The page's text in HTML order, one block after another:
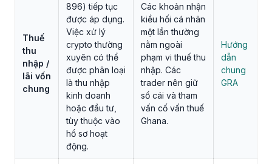
Thuế
thu
nhập /
lãi vốn
chung
896) tiếp tục
được áp dụng.
Việc xử lý
crypto thường
xuyên có thể
được phân loại
là thu nhập
kinh doanh
hoặc đầu tư,
tùy thuộc vào
hồ sơ hoạt
động.
Các khoản nhận
kiều hối cá nhân
một lần thường
nằm ngoài
phạm vi thuế thu
nhập. Các
trader nên giữ
sổ cái và tham
vấn cố vấn thuế
Ghana.
Hướng
dẫn
chung
GRA